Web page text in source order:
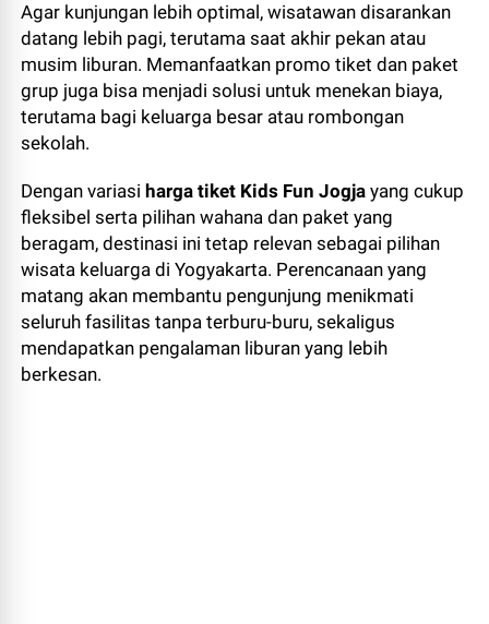
Agar kunjungan lebih optimal, wisatawan disarankan
datang lebih pagi, terutama saat akhir pekan atau
musim liburan. Memanfaatkan promo tiket dan paket
grup juga bisa menjadi solusi untuk menekan biaya,
terutama bagi keluarga besar atau rombongan
sekolah.
Dengan variasi harga tiket Kids Fun Jogja yang cukup
fleksibel serta pilihan wahana dan paket yang
beragam, destinasi ini tetap relevan sebagai pilihan
wisata keluarga di Yogyakarta. Perencanaan yang
matang akan membantu pengunjung menikmati
seluruh fasilitas tanpa terburu-buru, sekaligus
mendapatkan pengalaman liburan yang lebih
berkesan.